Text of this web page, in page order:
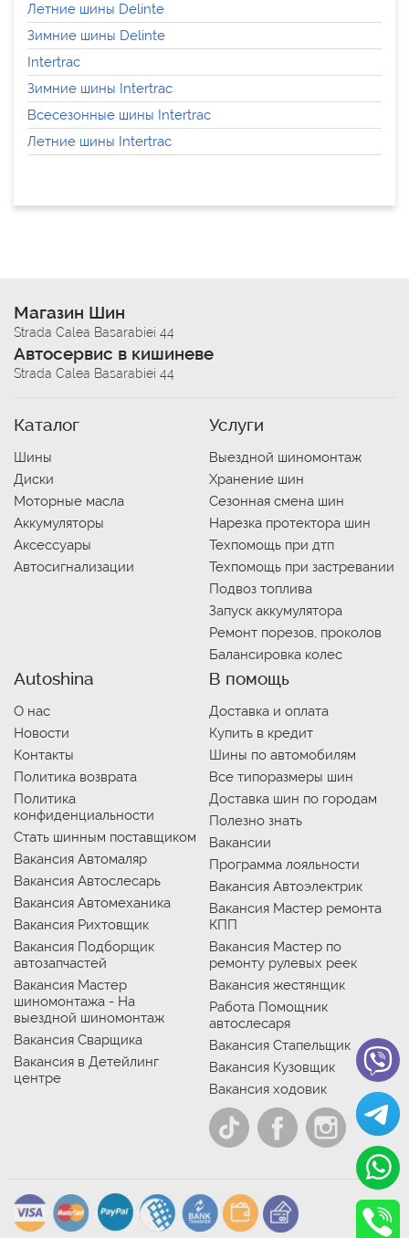
Летние шины Delinte
Зимние шины Delinte
Intertrac
Зимние шины Intertrac
Всесезонные шины Intertrac
Летние шины Intertrac
Магазин Шин
Strada Calea Basarabiei 44
Автосервис в кишиневе
Strada Calea Basarabiei 44
Каталог
Шины
Диски
Моторные масла
Аккумуляторы
Аксессуары
Автосигнализации
Услуги
Выездной шиномонтаж
Хранение шин
Сезонная смена шин
Нарезка протектора шин
Техпомощь при дтп
Техпомощь при застревании
Подвоз топлива
Запуск аккумулятора
Ремонт порезов, проколов
Балансировка колес
Autoshina
О нас
Новости
Контакты
Политика возврата
Политика
конфиденциальности
Стать шинным поставщиком
Вакансия Автомаляр
Вакансия Автослесарь
Вакансия Автомеханика
Вакансия Рихтовщик
Вакансия Подборщик
автозапчастей
Вакансия Мастер
шиномонтажа - На
выездной шиномонтаж
Вакансия Сварщика
Вакансия в Детейлинг
центре
В помощь
Доставка и оплата
Купить в кредит
Шины по автомобилям
Все типоразмеры шин
Доставка шин по городам
Полезно знать
Вакансии
Программа лояльности
Вакансия Автоэлектрик
Вакансия Мастер ремонта
КПП
Вакансия Мастер по
ремонту рулевых реек
Вакансия жестянщик
Работа Помощник
автослесаря
Вакансия Стапельщик
Вакансия Кузовщик
Вакансия ходовик